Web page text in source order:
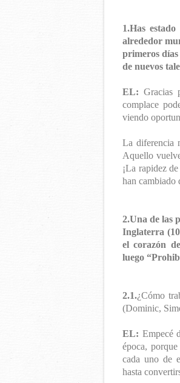
1.Has
alrededor
primeros
de nuevos
EL:Gracias
complace
viendo
La diferencia
Aquello
¡La rapidez
han cambiado
2.Una de las
Inglaterra
el corazón
luego
2.1.¿Cómo
(Dominic,
EL: Empecé
época,
cada uno de
hasta